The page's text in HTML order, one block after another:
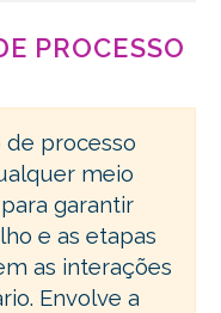
PROCESSO
processo
meio
garantir
e as etapas
as interações
Envolve a